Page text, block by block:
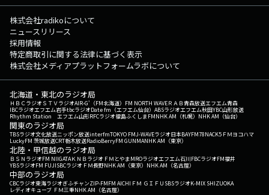
株式会社radikoについて
ニュースリリース
採用情報
特定商取引に関する法律に基づく表示
株式会社メディアプラットフォームラボについて
北海道・東北のラジオ局
ＨＢＣラジオＳＴＶラジオAIR-G'（FM北海道） FM NORTH WAVEＲＡＢ青森放送エフエム青森
IBCラジオエフエム岩手tbcラジオDate fm（エフエム仙台） ABSラジオエフエム秋田YBC山形放送
Rhythm Station エフエム山形RFCラジオ福島ふくしまFMNHK AM（札幌） NHK AM（仙台）
関東のラジオ局
TBSラジオ文化放送ニッポン放送interfmTOKYO FMJ-WAVEラジオ日本BAYFM78NACK5 ＦＭヨコハマ
LuckyFM 茨城放送CRT栃木放送RadioBerryFM GUNMANHK AM（東京）
北陸・甲信越のラジオ局
ＢＳＮラジオFM NIIGATAＫＮＢラジオ ＦＭとやまMROラジオエフエム石川FBCラジオFM福井
YBSラジオFM FUJISBCラジオ ＦＭ長野NHK AM（東京） NHK AM（名古屋）
中部のラジオ局
CBCラジオ東海ラジオぎふチャンZIP-FMFM AICHI ＦＭ ＧＩＦＵ SBSラジオK-MIX SHIZUOKA
レディオキューブ ＦＭ三重NHK AM（名古屋）